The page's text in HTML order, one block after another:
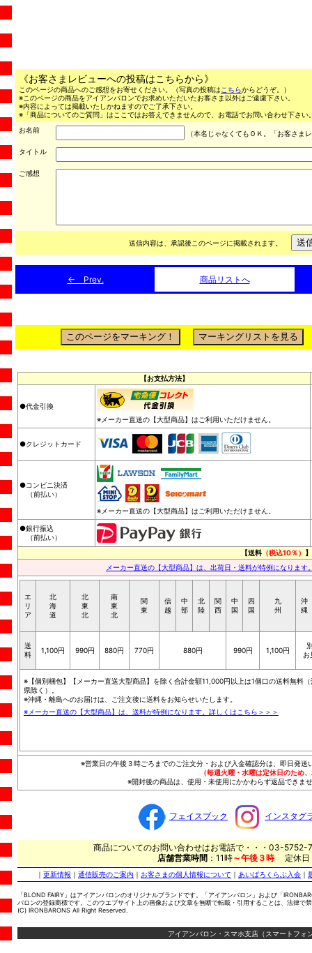
《お客さまレビューへの投稿はこちらから》
このページの商品へのご感想をお寄せください。（写真の投稿は こちらからどうぞ。）
※このページの商品をアイアンバロンでお求めいただいたお客さま以外はご遠慮下さい。
※内容によっては掲載いたしかねますのでご了承下さい。
※「商品についてのご質問」はここではお答えできませんので、お電話でお問い合わせ下さ
お名前
（本名じゃなくてもＯＫ。「お客さま
タイトル
ご感想
送信内容は、承認後このページに掲載されます。
← Prev. 商品リストへ
【お支払方法】
●代金引換
※メーカー直送の【大型商品】はご利用いただけません。
●クレジットカード
●コンビニ決済
（前払い）
※メーカー直送の【大型商品】はご利用いただけません。
●銀行振込
（前払い）
【送料 （税込10％） 】
メーカー直送の【大型商品】は、出荷日・送料が特例になりま
エ
リ
ア
北
海
道
北
東
北
南
東
北
関
東
信
越
中
部
北
陸
関
西
中
国
四
国
九
州
沖
縄
送
料
1,100円 990円 880円 770円 880円 990円 1,100円
お
※【個別梱包】【メーカー直送大型商品】を除く合計金額11,000円以上は1個口の送料無料（
県除く）。
※沖縄・離島へのお届けは、ご注文後に送料をお知らせいたします。
※メーカー直送の【大型商品】は、送料が特例になります。詳しくはこちら＞＞＞
※営業日の午後３時ごろまでのご注文分・および入金確認分は、即日発
（毎週火曜・水曜は定休日のため
※開封後の商品は、使用・未使用にかかわらず返品できま
フェイスブック インスタグ
商品についてのお問い合わせはお電話で・・・03-5752-
店舗営業時間 ：11時～午後３時 定休
｜ 更新情報 ｜ 通信販売のご案内 ｜ お客さまの個人情報について ｜ あいばろくらぶ入会 ｜
「BLOND FAIRY」はアイアンバロンのオリジナルブランドです。「アイアンバロン」および「
バロンの登録商標です。このウエブサイト上の画像および文章を無断で転載・引用することは、法律で
(C) IRONBARONS All Right Reserved.
アイアンバロン・スマホ支店（スマートフォ